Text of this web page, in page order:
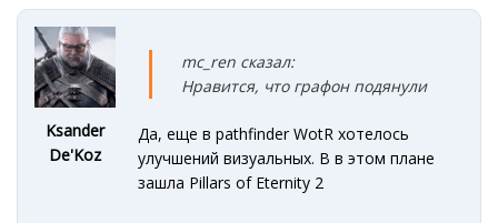
Ksander
De'Koz
mc_ren сказал:
Нравится, что графон подянули
Да, еще в pathfinder WotR хотелось
улучшений визуальных. В в этом плане
зашла Pillars of Eternity 2